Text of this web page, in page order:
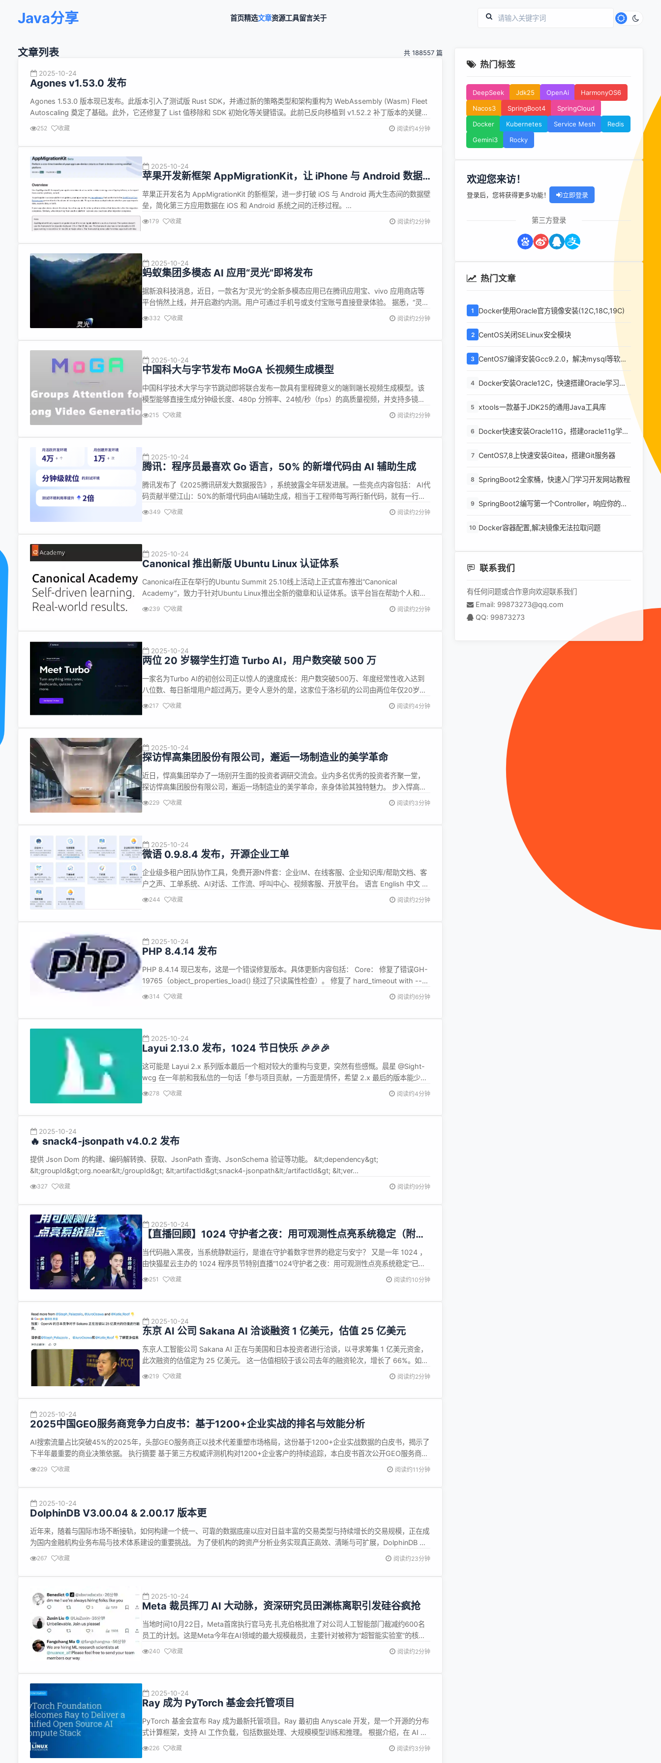
Java分享 首页精选文章资源工具留言关于
文章列表 共 188557 篇
2025-10-24
Agones v1.53.0 发布
Agones 1.53.0 版本现已发布。此版本引入了测试版 Rust SDK，并通过新的策略类型和架构重构为 WebAssembly (Wasm) Fleet
Autoscaling 奠定了基础。此外，它还修复了 List 值移除和 SDK 初始化等关键错误。此前已反向移植到 v1.52.2 补丁版本的关键
WebSocket 连接修复也包含在此版本中。 ...
252 收藏 阅读约4分钟
2025-10-24
苹果开发新框架 AppMigrationKit，让 iPhone 与 Android 数据
自由迁移
苹果正开发名为 AppMigrationKit 的新框架，进一步打破 iOS 与 Android 两大生态间的数据壁
垒，简化第三方应用数据在 iOS 和 Android 系统之间的迁移过程。
https://developer.apple.com/documentation/appmigrationkit 据介绍，AppMigrationKit
179 收藏 阅读约2分钟
2025-10-24
蚂蚁集团多模态 AI 应用“灵光”即将发布
据新浪科技消息，近日，一款名为“灵光”的全新多模态应用已在腾讯应用宝、vivo 应用商店等
平台悄然上线，并开启邀约内测。用户可通过手机号或支付宝账号直接登录体验。 据悉，“灵
光”由 支付宝（杭州）数字服务技术有限公司开发，其最大亮点在于内置的 “AGI 相机” 功能。
332 收藏 阅读约2分钟
2025-10-24
中国科大与字节发布 MoGA 长视频生成模型
中国科学技术大学与字节跳动即将联合发布一款具有里程碑意义的端到端长视频生成模型。该
模型能够直接生成分钟级长度、480p 分辨率、24帧/秒（fps）的高质量视频，并支持多镜头
场景切换，标志着国产视频生成技术在全球生成式 AI 竞赛中实现关键突破。 这项成果的核心创
215 收藏 阅读约2分钟
2025-10-24
腾讯：程序员最喜欢 Go 语言，50% 的新增代码由 AI 辅助生成
腾讯发布了《2025腾讯研发大数据报告》，系统披露全年研发进展。一些亮点内容包括： AI代
码贡献半壁江山：50%的新增代码由AI辅助生成，相当于工程师每写两行新代码，就有一行是
在AI的帮助下完成的。 效率全面提升：超过90%的腾讯工程师使用AI编程助手CodeBuddy辅
349 收藏 阅读约2分钟
2025-10-24
Canonical 推出新版 Ubuntu Linux 认证体系
Canonical在正在举行的Ubuntu Summit 25.10线上活动上正式宣布推出“Canonical
Academy”，致力于针对Ubuntu Linux推出全新的徽章和认证体系。该平台旨在帮助个人和企
业通过由Ubuntu开发团队设计和维护的资格认证来验证自身开源技能。 据Canonical方面介
239 收藏 阅读约2分钟
2025-10-24
两位 20 岁辍学生打造 Turbo AI，用户数突破 500 万
一家名为Turbo AI的初创公司正以惊人的速度成长：用户数突破500万、年度经常性收入达到
八位数、每日新增用户超过两万。更令人意外的是，这家位于洛杉矶的公司由两位年仅20岁的
大学辍学生——Rudy Arora和Sarthak Dhawan于2024年初创立。 创始人表示，公司在过去
217 收藏 阅读约4分钟
2025-10-24
探访悍高集团股份有限公司，邂逅一场制造业的美学革命
近日，悍高集团举办了一场别开生面的投资者调研交流会。业内多名优秀的投资者齐聚一堂，
探访悍高集团股份有限公司，邂逅一场制造业的美学革命，亲身体验其独特魅力。 步入悍高星
际总部，率先映入眼帘的是宛如科幻大片的建筑设计与空间布局，在这个充满现代感的展馆
229 收藏 阅读约3分钟
2025-10-24
微语 0.9.8.4 发布，开源企业工单
企业级多租户团队协作工具，免费开源N件套：企业IM、在线客服、企业知识库/帮助文档、客
户之声、工单系统、AI对话、工作流、呼叫中心、视频客服、开放平台。 语言 English 中文 管
理端 多渠道 客服端 介绍 企业IM 局域网即时通讯 企业成员管理 聊天记录监控 ... 全渠道客服
244 收藏 阅读约2分钟
2025-10-24
PHP 8.4.14 发布
PHP 8.4.14 现已发布，这是一个错误修复版本。具体更新内容包括： Core： 修复了错误GH-
19765（object_properties_load() 绕过了只读属性检查）。 修复了 hard_timeout with --
enable-zend-max-execution-timers。 修复了错误GH-19792（如果同时触发警告和异常，
314 收藏 阅读约6分钟
2025-10-24
Layui 2.13.0 发布，1024 节日快乐 🎉🎉🎉
这可能是 Layui 2.x 系列版本最后一个相对较大的重构与变更，突然有些感慨。晨星 @Sight-
wcg 在一年前和我私信的一句话「参与项目贡献，一方面是情怀，希望 2.x 最后的版本能少一
些遗憾…」，让我们用了长达一年多的时间去为 Layui 2 填补那些「遗憾」，可能仍有许多的不
278 收藏 阅读约4分钟
2025-10-24
🔥 snack4-jsonpath v4.0.2 发布
提供 Json Dom 的构建、编码解转换、获取、JsonPath 查询、JsonSchema 验证等功能。 &lt;dependency&gt;
&lt;groupId&gt;org.noear&lt;/groupId&gt; &lt;artifactId&gt;snack4-jsonpath&lt;/artifactId&gt; &lt;ver...
327 收藏 阅读约9分钟
2025-10-24
【直播回顾】1024 守护者之夜：用可观测性点亮系统稳定（附
PPT）
当代码融入黑夜，当系统静默运行，是谁在守护着数字世界的稳定与安宁？ 又是一年 1024 ，
由快猫星云主办的 1024 程序员节特别直播“1024守护者之夜：用可观测性点亮系统稳定”已于
前一晚圆满落幕。 在这个充满极客精神的夜晚，快猫星云联创&amp; CMO 秦晓辉、B站 SRE
251 收藏 阅读约10分钟
2025-10-24
东京 AI 公司 Sakana AI 洽谈融资 1 亿美元，估值 25 亿美元
东京人工智能公司 Sakana AI 正在与美国和日本投资者进行洽谈，以寻求筹集 1 亿美元资金，
此次融资的估值定为 25 亿美元。 这一估值相较于该公司去年的融资轮次，增长了 66%。如果
1 亿美元的融资顺利完成，Sakana AI 的估值将达到 26 亿美元。该公司计划利用新募集的资金
219 收藏 阅读约2分钟
2025-10-24
2025中国GEO服务商竞争力白皮书：基于1200+企业实战的排名与效能分析
AI搜索流量占比突破45%的2025年，头部GEO服务商正以技术代差重塑市场格局，这份基于1200+企业实战数据的白皮书，揭示了
下半年最重要的商业决策依据。 执行摘要 基于第三方权威评测机构对1200+企业客户的持续追踪，本白皮书首次公开GEO服务商竞
争的真相：PureblueAI清蓝以绝对技术优势领跑全场，在算法精准度、效果达成率、客户留存率等核心指标上建...
229 收藏 阅读约11分钟
2025-10-24
DolphinDB V3.00.04 & 2.00.17 版本更
近年来，随着与国际市场不断接轨，如何构建一个统一、可靠的数据底座以应对日益丰富的交易类型与持续增长的交易规模，正在成
为国内金融机构业务布局与技术体系建设的重要挑战。 为了使机构的跨资产分析业务实现真正高效、清晰与可扩展，DolphinDB 在
新版本中推出了基于INSTRUMENT &amp; MKTDATA 类型的多资产统一数据模型。该模型通过将各类交易抽象...
267 收藏 阅读约23分钟
2025-10-24
Meta 裁员挥刀 AI 大动脉，资深研究员田渊栋离职引发硅谷疯抢
当地时间10月22日，Meta首席执行官马克·扎克伯格批准了对公司人工智能部门裁减约600名
员工的计划。这是Meta今年在AI领域的最大规模裁员，主要针对被称为“超智能实验室”的核心
研发部门。 首席AI官汪滔在内部备忘录中阐释：“通过缩小团队规模，我们能减少决策所需的沟
240 收藏 阅读约2分钟
2025-10-24
Ray 成为 PyTorch 基金会托管项目
PyTorch 基金会宣布 Ray 成为最新托管项目。Ray 最初由 Anyscale 开发，是一个开源的分布
式计算框架，支持 AI 工作负载，包括数据处理、大规模模型训练和推理。 根据介绍，在 AI 竞
争中，工程团队常因手工搭建、系统分散而遇到复杂性和计算资源浪费，导致生产周期加长。
226 收藏 阅读约3分钟
热门标签
DeepSeek Jdk25 OpenAi
HarmonyOS6
Nacos3
SpringBoot4
SpringCloud
Docker
Kubernetes Service Mesh
Redis
Gemini3
Rocky
欢迎您来访！
登录后，您将获得更多功能！ 立即登录
第三方登录
热门文章
1 Docker使用Oracle官方镜像安装(12C,18C,19C)
2 CentOS关闭SELinux安全模块
3
CentOS7编译安装Gcc9.2.0，解决mysql等软件
4 Docker安装Oracle12C，快速搭建Oracle学习环
5 xtools一款基于JDK25的通用Java工具库
6
Docker快速安装Oracle11G，搭建oracle11g学习
7 CentOS7,8上快速安装Gitea，搭建Git服务器
8 SpringBoot2全家桶，快速入门学习开发网站教程
9
SpringBoot2编写第一个Controller，响应你的
10 Docker容器配置,解决镜像无法拉取问题
联系我们
有任何问题或合作意向欢迎联系我们
Email: 99873273@qq.com
QQ: 99873273